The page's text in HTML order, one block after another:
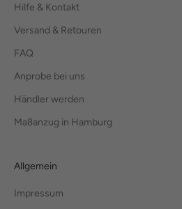
Hilfe & Kontakt
Versand & Retouren
FAQ
Anprobe bei uns
Händler werden
Maßanzug in Hamburg
Allgemein
Impressum